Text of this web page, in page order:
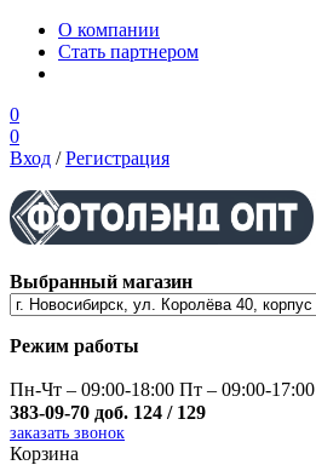
О компании
Стать партнером
0
0
Вход /Регистрация
Выбранный магазин
Режим работы
Пн-Чт – 09:00-18:00 Пт – 09:00-17:00
383-09-70 доб. 124 / 129
заказать звонок
Корзина